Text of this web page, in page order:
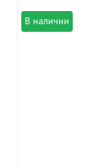
В наличии